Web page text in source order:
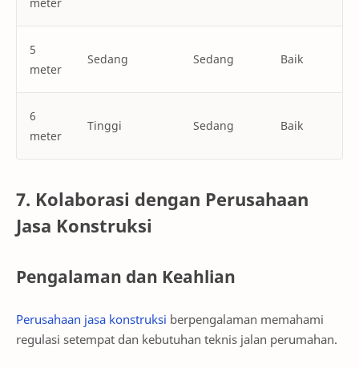
5
meter
Sedang Sedang Baik
6
meter
Tinggi Sedang Baik
7. Kolaborasi dengan Perusahaan
Jasa Konstruksi
Pengalaman dan Keahlian
Perusahaan jasa konstruksi berpengalaman memahami
regulasi setempat dan kebutuhan teknis jalan perumahan.